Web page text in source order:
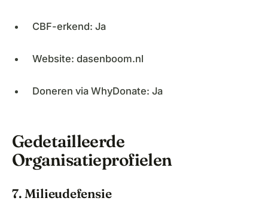
CBF-erkend: Ja
Website: dasenboom.nl
Doneren via WhyDonate: Ja
Gedetailleerde
Organisatieprofielen
7. Milieudefensie